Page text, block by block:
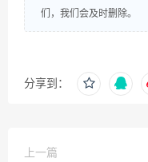
们，我们会及时删除。
分享到：
上一篇